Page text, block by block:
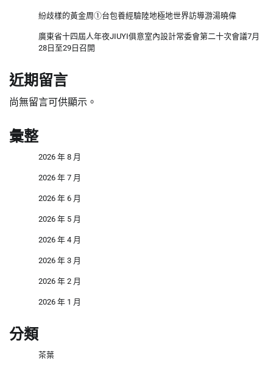
紛歧樣的黃金周①台包養經驗陸地極地世界訪導游湯曉偉
廣東省十四屆人年夜JIUYI俱意室內設計常委會第二十次會議7月
28日至29日召開
近期留言
尚無留言可供顯示。
彙整
2026 年 8 月
2026 年 7 月
2026 年 6 月
2026 年 5 月
2026 年 4 月
2026 年 3 月
2026 年 2 月
2026 年 1 月
分類
茶葉